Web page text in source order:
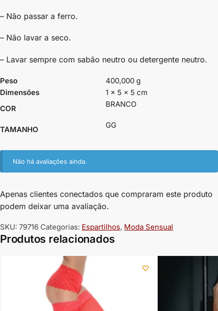
– Não passar a ferro.
– Não lavar a seco.
– Lavar sempre com sabão neutro ou detergente neutro.
Peso
400,000 g
Dimensões
1 × 5 × 5 cm
COR
BRANCO
TAMANHO GG
Não há avaliações ainda.
Apenas clientes conectados que compraram este produto
podem deixar uma avaliação.
SKU: 79716 Categorias: Espartilhos, Moda Sensual
Produtos relacionados